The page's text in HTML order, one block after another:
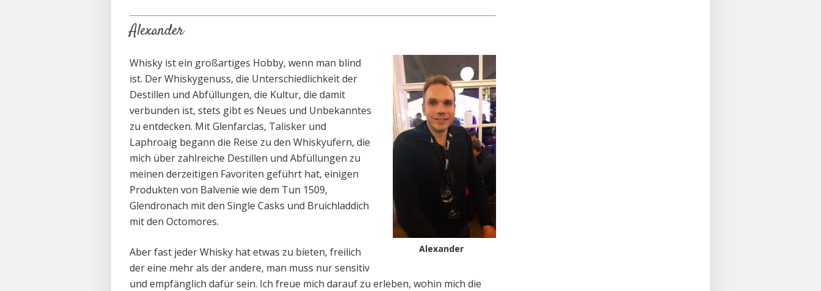
Alexander
Alexander
Whisky ist ein großartiges Hobby, wenn man blind
ist. Der Whiskygenuss, die Unterschiedlichkeit der
Destillen und Abfüllungen, die Kultur, die damit
verbunden ist, stets gibt es Neues und Unbekanntes
zu entdecken. Mit Glenfarclas, Talisker und
Laphroaig begann die Reise zu den Whiskyufern, die
mich über zahlreiche Destillen und Abfüllungen zu
meinen derzeitigen Favoriten geführt hat, einigen
Produkten von Balvenie wie dem Tun 1509,
Glendronach mit den Single Casks und Bruichladdich
mit den Octomores.
Aber fast jeder Whisky hat etwas zu bieten, freilich
der eine mehr als der andere, man muss nur sensitiv
und empfänglich dafür sein. Ich freue mich darauf zu erleben, wohin mich die